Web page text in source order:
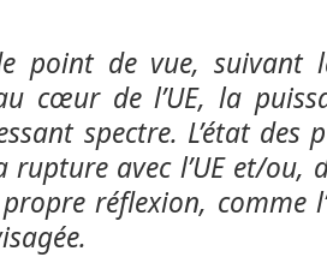
point de vue,
cœur de l’UE, la
spectre. L’état des
avec l’UE et/ou,
réflexion, comme